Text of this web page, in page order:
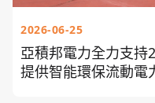
2026-06-25
亞積邦電力全力支持
提供智能環保流動電